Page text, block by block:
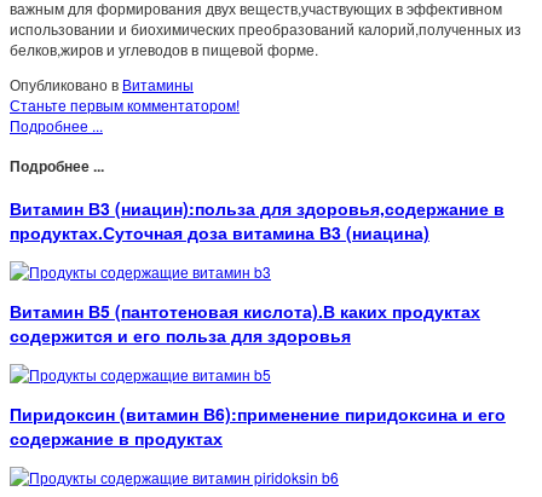
важным для формирования двух веществ,участвующих в эффективном
использовании и биохимических преобразований калорий,полученных из
белков,жиров и углеводов в пищевой форме.
Опубликовано в Витамины
Станьте первым комментатором!
Подробнее ...
Подробнее ...
Витамин В3 (ниацин):польза для здоровья,содержание в
продуктах.Суточная доза витамина В3 (ниацина)
Витамин В5 (пантотеновая кислота).В каких продуктах
содержится и его польза для здоровья
Пиридоксин (витамин В6):применение пиридоксина и его
содержание в продуктах